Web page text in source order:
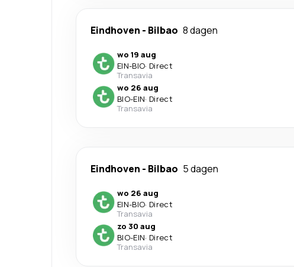
Eindhoven - Bilbao 8 dagen
wo 19 aug
EIN-BIO· Direct
Transavia
wo 26 aug
BIO-EIN· Direct
Transavia
Eindhoven - Bilbao 5 dagen
wo 26 aug
EIN-BIO· Direct
Transavia
zo 30 aug
BIO-EIN· Direct
Transavia